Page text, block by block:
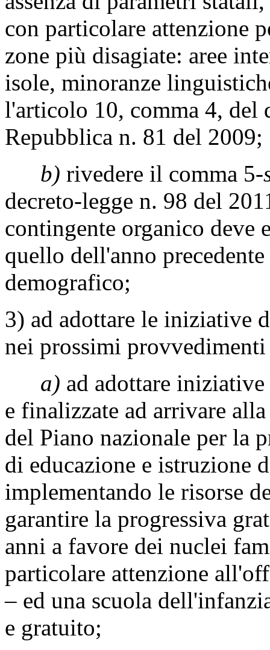
con particolare attenzione
zone più disagiate: aree
isole, minoranze
l'articolo 10, comma 4, del
Repubblica n. 81 del 2009;
b) rivedere il comma 5-
decreto-legge n. 98 del
contingente organico deve
quello dell'anno
demografico;
3) ad adottare le iniziative
nei prossimi
a) ad adottare
e finalizzate ad arrivare
del Piano nazionale per la
di educazione e istruzione
implementando le risorse
garantire la progressiva
anni a favore dei nuclei
particolare attenzione
– ed una scuola
e gratuito;